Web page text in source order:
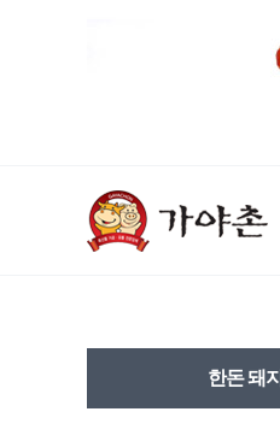
한돈 돼지